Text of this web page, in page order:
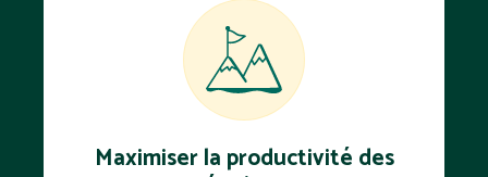
Maximiser la productivité des